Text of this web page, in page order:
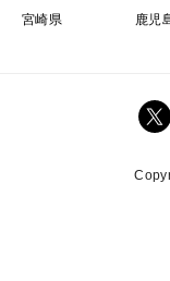
宮崎県
鹿児